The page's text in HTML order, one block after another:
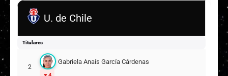
U. de Chile
Titulares
2
Gabriela Anaís García Cárdenas